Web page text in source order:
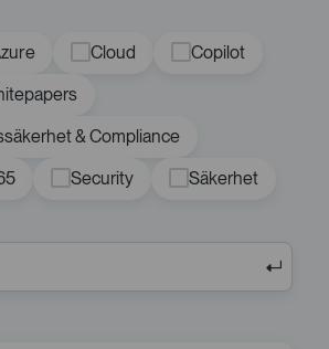
Cloud
Copilot
& Compliance
Security
Säkerhet